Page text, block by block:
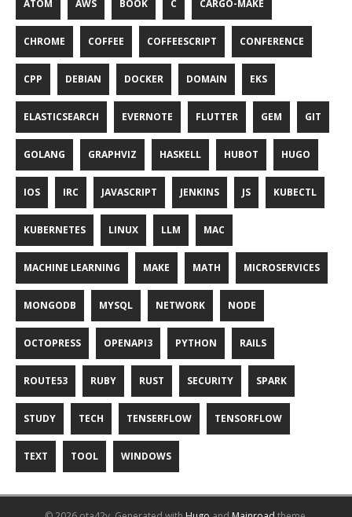
ATOM AWS BOOK C CARGO-MAKE
CHROME COFFEE COFFEESCRIPT CONFERENCE
CPP DEBIAN DOCKER DOMAIN EKS
ELASTICSEARCH EVERNOTE FLUTTER GEM GIT
GOLANG GRAPHVIZ HASKELL HUBOT HUGO
IOS IRC JAVASCRIPT JENKINS JS KUBECTL
KUBERNETES LINUX LLM MAC
MACHINE LEARNING MAKE MATH MICROSERVICES
MONGODB MYSQL NETWORK NODE
OCTOPRESS OPENAPI3 PYTHON RAILS
ROUTE53 RUBY RUST SECURITY SPARK
STUDY TECH TENSERFLOW TENSORFLOW
TEXT TOOL WINDOWS